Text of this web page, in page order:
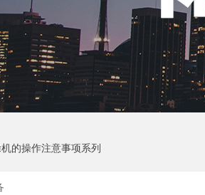
的操作注意事项系列